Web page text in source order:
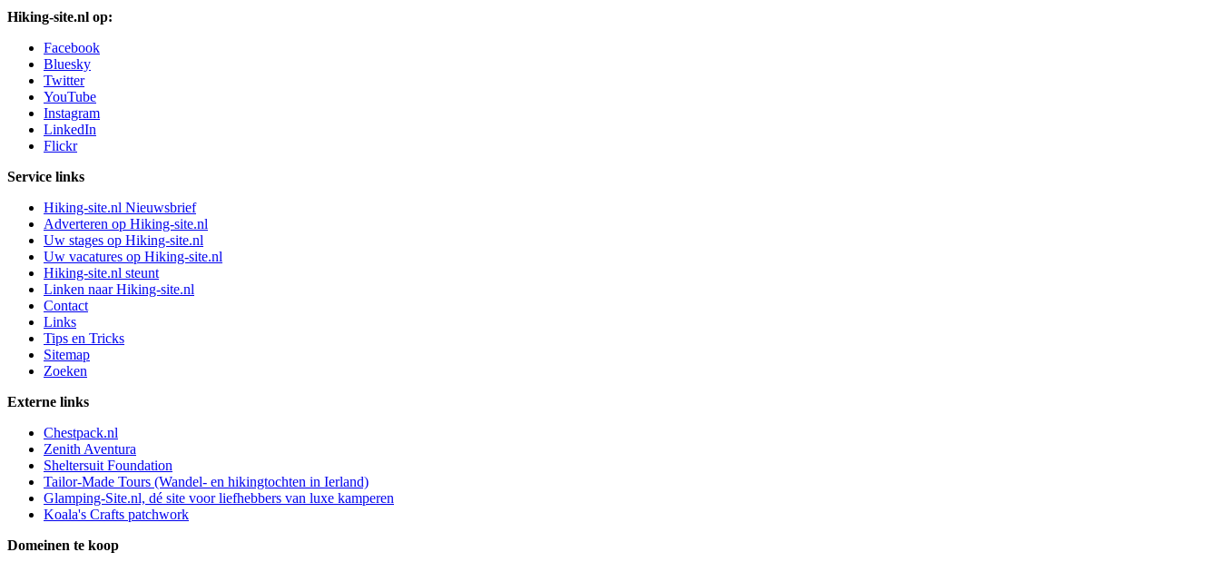
Hiking-site.nl op:
Facebook
Bluesky
Twitter
YouTube
Instagram
LinkedIn
Flickr
Service links
Hiking-site.nl Nieuwsbrief
Adverteren op Hiking-site.nl
Uw stages op Hiking-site.nl
Uw vacatures op Hiking-site.nl
Hiking-site.nl steunt
Linken naar Hiking-site.nl
Contact
Links
Tips en Tricks
Sitemap
Zoeken
Externe links
Chestpack.nl
Zenith Aventura
Sheltersuit Foundation
Tailor-Made Tours (Wandel- en hikingtochten in Ierland)
Glamping-Site.nl, dé site voor liefhebbers van luxe kamperen
Koala's Crafts patchwork
Domeinen te koop